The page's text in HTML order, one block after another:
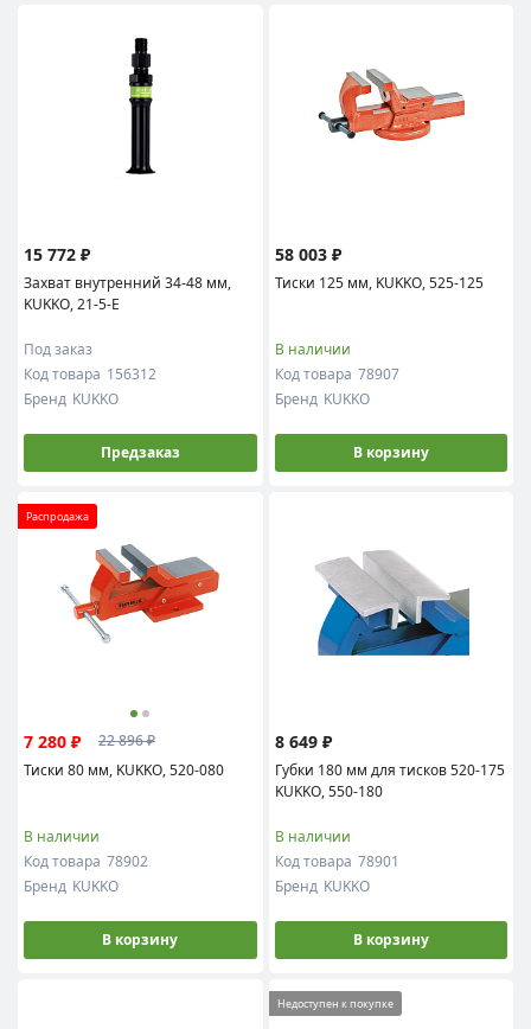
15 772 ₽
Захват внутренний 34-48 мм,
KUKKO, 21-5-E
Под заказ
Код товара 156312
Бренд KUKKO
Предзаказ
58 003 ₽
Тиски 125 мм, KUKKO, 525-125
В наличии
Код товара 78907
Бренд KUKKO
В корзину
Распродажа
7 280 ₽
22 896 ₽
Тиски 80 мм, KUKKO, 520-080
В наличии
Код товара 78902
Бренд KUKKO
В корзину
8 649 ₽
Губки 180 мм для тисков 520-175
KUKKO, 550-180
В наличии
Код товара 78901
Бренд KUKKO
В корзину
Недоступен к покупке